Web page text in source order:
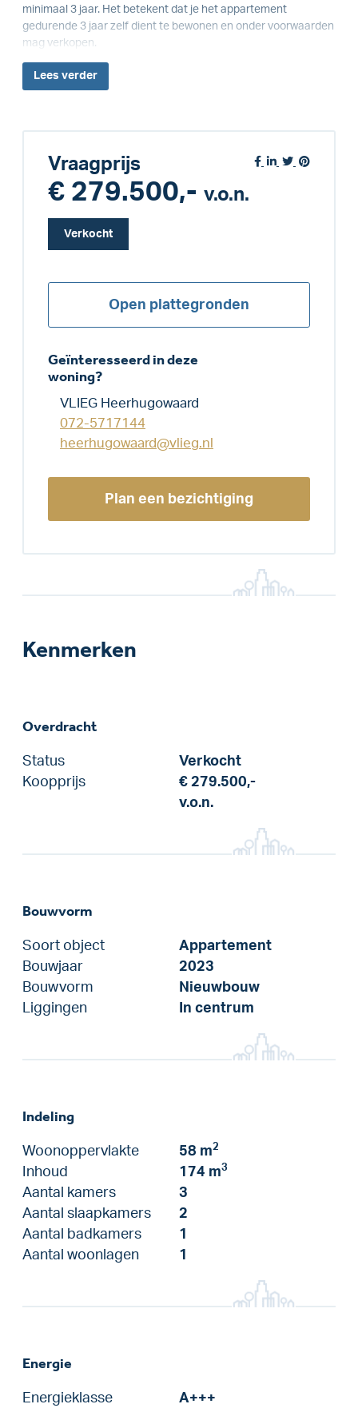
minimaal 3 jaar. Het betekent dat je het appartement
gedurende 3 jaar zelf dient te bewonen en onder voorwaarden
mag verkopen.
Lees verder
Vraagprijs
€ 279.500,- v.o.n.
Verkocht
Open plattegronden
Geïnteresseerd in deze
woning?
VLIEG Heerhugowaard
072-5717144
heerhugowaard@vlieg.nl
Plan een bezichtiging
Kenmerken
Overdracht
Status
Verkocht
Koopprijs
€ 279.500,-
v.o.n.
Bouwvorm
Soort object
Appartement
Bouwjaar
2023
Bouwvorm
Nieuwbouw
Liggingen
In centrum
Indeling
Woonoppervlakte 58 m2
Inhoud 174 m3
Aantal kamers
3
Aantal slaapkamers
2
Aantal badkamers
1
Aantal woonlagen
1
Energie
Energieklasse
A+++